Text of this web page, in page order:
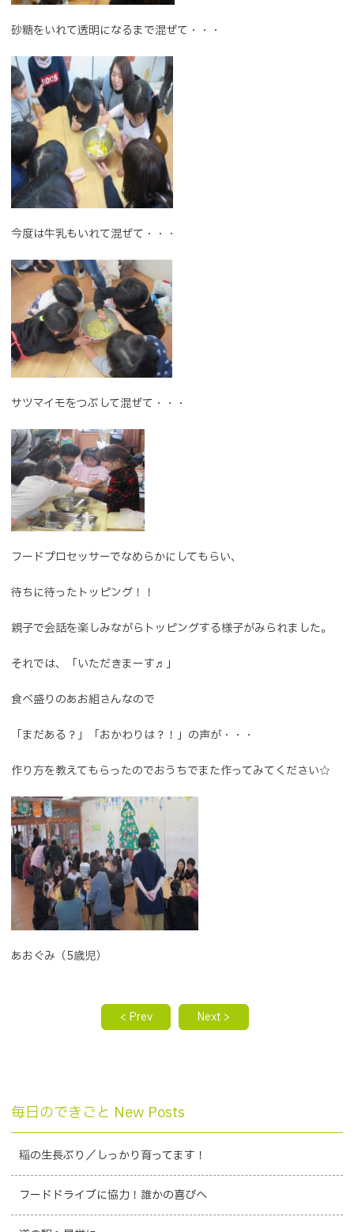
砂糖をいれて透明になるまで混ぜて・・・
今度は牛乳もいれて混ぜて・・・
サツマイモをつぶして混ぜて・・・
フードプロセッサーでなめらかにしてもらい、
待ちに待ったトッピング！！
親子で会話を楽しみながらトッピングする様子がみられました。
それでは、「いただきまーす♬」
食べ盛りのあお組さんなので
「まだある？」「おかわりは？！」の声が・・・
作り方を教えてもらったのでおうちでまた作ってみてください☆
あおぐみ（5歳児）
< Prev Next >
毎日のできごと New Posts
稲の生長ぶり／しっかり育ってます！
フードドライブに協力！誰かの喜びへ